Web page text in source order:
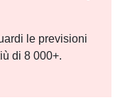
le previsioni
di 8 000+.